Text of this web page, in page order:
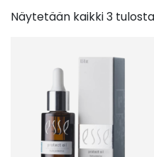
Näytetään kaikki 3 tulosta